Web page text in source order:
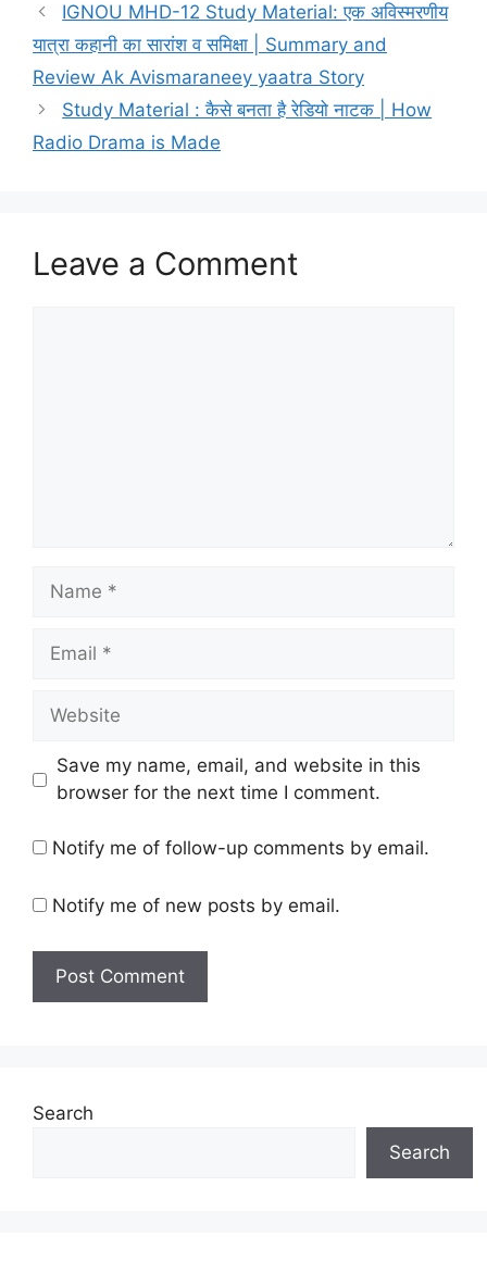
IGNOU MHD-12 Study Material: एक अविस्मरणीय
यात्रा कहानी का सारांश व समिक्षा | Summary and
Review Ak Avismaraneey yaatra Story
Study Material : कैसे बनता है रेडियो नाटक | How
Radio Drama is Made
Leave a Comment
Save my name, email, and website in this
browser for the next time I comment.
Notify me of follow-up comments by email.
Notify me of new posts by email.
Search
Search